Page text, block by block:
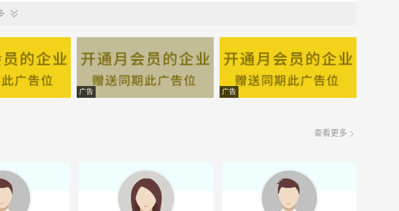
-凤庆 面议 08-08
-凤庆 面议 08-08
08-08
广告 广告
查看更多